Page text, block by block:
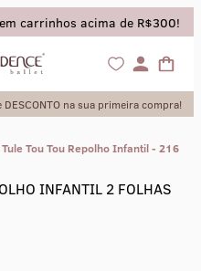
carrinhos acima de R$300!
na sua primeira compra!
Tou Tou Repolho Infantil - 216